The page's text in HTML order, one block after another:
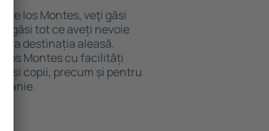
de los Montes, veţi găsi
găsi tot ce aveți nevoie
la destinația aleasă.
los Montes cu facilități
și copii, precum și pentru